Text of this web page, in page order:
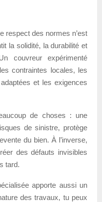
respect des normes n’est
la solidité, la durabilité et
couvreur expérimenté
contraintes locales, les
et les exigences
de choses : une
de sinistre, protège
du bien. À l’inverse,
des défauts invisibles
tard.
apporte aussi un
des travaux, tu peux